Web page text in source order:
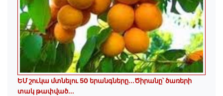
ԵՄ շուկա մտնելու 50 երանգները․․․Ծիրանը՝ ծառերի
տակ թափված․․․